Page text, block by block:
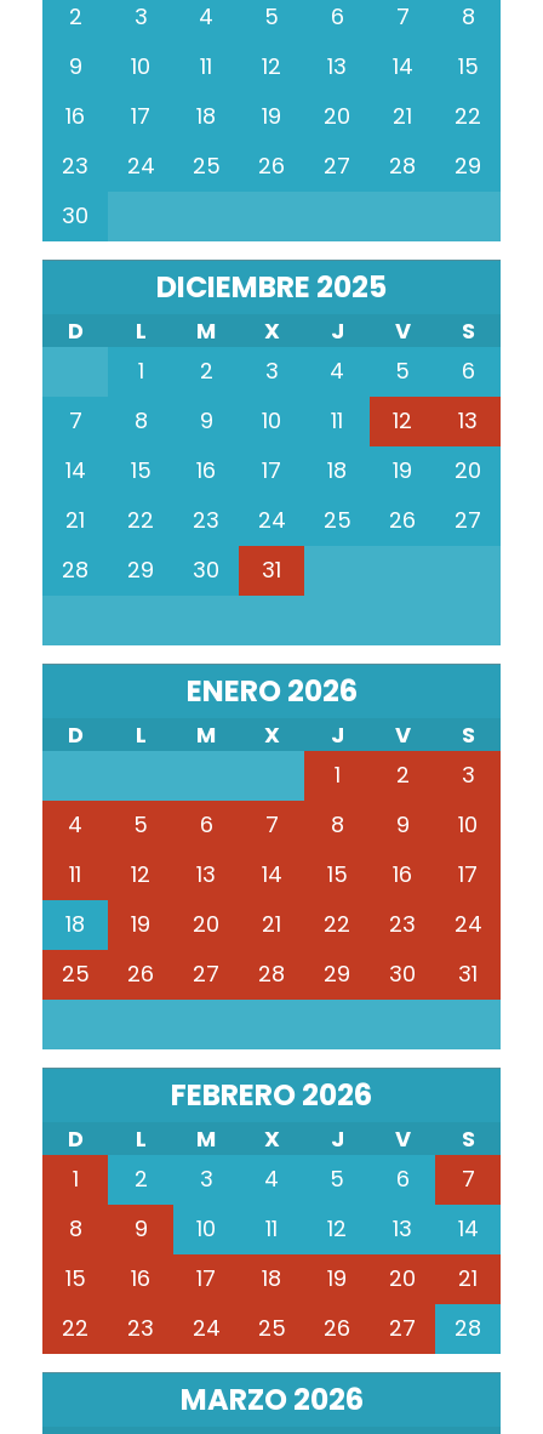
2
3 4 5 6 7
8
9
10 11 12 13 14
15
16
17 18 19 20 21
22
23
24 25 26 27 28
29
30
DICIEMBRE 2025
D L M X J V
S
1
2 3 4 5
6
7
8 9 10 11 12
13
14
15 16 17 18 19
20
21
22 23 24 25 26
27
28
29 30 31
ENERO 2026
D L M X J V
S
1
2
3
4
5 6 7 8 9
10
11
12 13 14 15 16
17
18
19 20 21 22 23
24
25
26 27 28 29 30 31
FEBRERO 2026
D L M X J V
S
1
2 3 4 5 6
7
8
9 10 11 12 13
14
15
16 17 18 19 20
21
22
23 24 25 26 27 28
MARZO 2026